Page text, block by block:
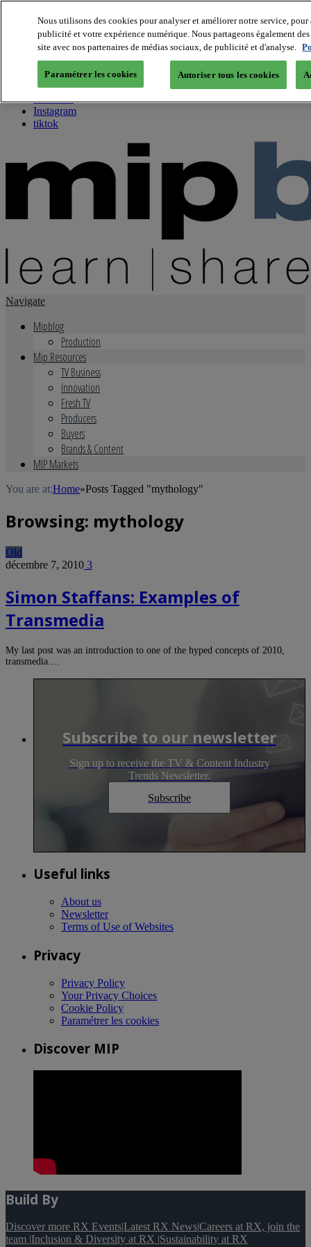
About us
Twitter
Facebook
Youtube
Instagram
tiktok
Navigate
Mipblog
Production
Mip Resources
TV Business
Innovation
Fresh TV
Producers
Buyers
Brands & Content
MIP Markets
You are at:Home»Posts Tagged "mythology"
Browsing: mythology
Old
décembre 7, 2010 3
Simon Staffans: Examples of
Transmedia
My last post was an introduction to one of the hyped concepts of 2010,
transmedia.…
Subscribe to our newsletter
Sign up to receive the TV & Content Industry
Trends Newsletter.
Subscribe
Useful links
About us
Newsletter
Terms of Use of Websites
Privacy
Privacy Policy
Your Privacy Choices
Cookie Policy
Paramétrer les cookies
Discover MIP
Build By
Discover more RX Events|Latest RX News|Careers at RX, join the
team |Inclusion & Diversity at RX |Sustainability at RX
Nous utilisons des cookies pour analyser et améliorer notre service,
publicité et votre expérience numérique. Nous partageons également
site avec nos partenaires de médias sociaux, de publicité et d'analyse.
Paramétrer les cookies Autoriser tous les cookies